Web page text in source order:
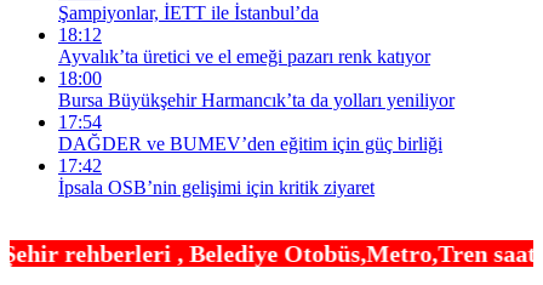
Şampiyonlar, İETT ile İstanbul’da
18:12
Ayvalık’ta üretici ve el emeği pazarı renk katıyor
18:00
Bursa Büyükşehir Harmancık’ta da yolları yeniliyor
17:54
DAĞDER ve BUMEV’den eğitim için güç birliği
17:42
İpsala OSB’nin gelişimi için kritik ziyaret
, Belediye Otobüs,Metro,Tren saatleri